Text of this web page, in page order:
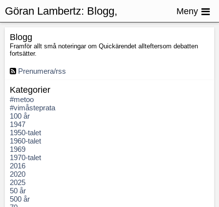
Blogg
Framför allt små noteringar om Quickärendet allteftersom debatten
fortsätter.
Prenumera/rss
Kategorier
#metoo
#vimåsteprata
100 år
1947
1950-talet
1960-talet
1969
1970-talet
2016
2020
2025
50 år
500 år
Göran Lambertz: Blogg,
Justitiekanslern
Meny